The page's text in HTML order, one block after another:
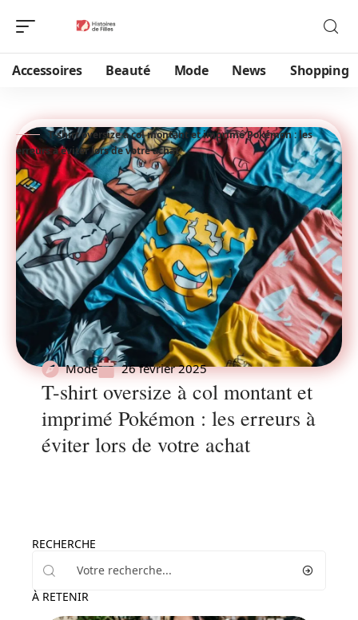
Accessoires Beauté Mode News Shopping
T-shirt oversize à col montant et imprimé Pokémon : les
erreurs à éviter lors de votre achat
Mode 26 février 2025
T-shirt oversize à col montant et
imprimé Pokémon : les erreurs à
éviter lors de votre achat
RECHERCHE
À RETENIR